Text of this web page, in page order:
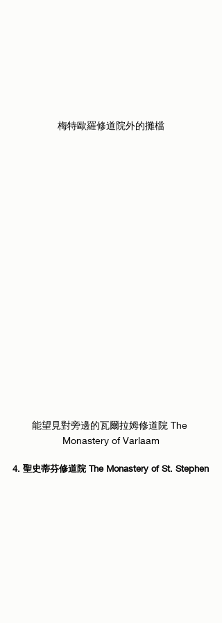
梅特歐羅修道院外的攤檔
能望見對旁邊的瓦爾拉姆修道院 The
Monastery of Varlaam
4. 聖史蒂芬修道院 The Monastery of St. Stephen